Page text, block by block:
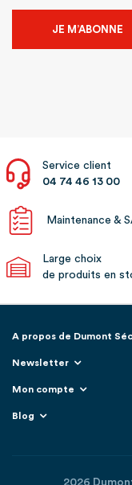
JE M’ABONNE
Service client
04 74 46 13 00
Maintenance &
Large choix
de produits en
A propos de Dumont
Newsletter
Mon compte
Blog
2026